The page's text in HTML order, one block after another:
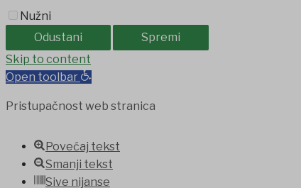
Nužni
Odustani
Spremi
Grandpashabet
Skip to content
Open toolbar
Pristupačnost web stranica
Povećaj tekst
Smanji tekst
Sive nijanse